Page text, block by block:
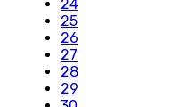
24
25
26
27
28
29